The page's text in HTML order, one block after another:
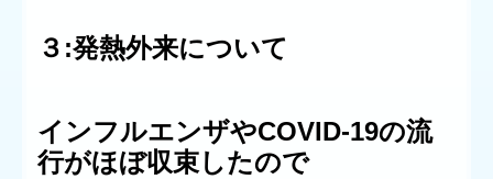
３ :発熱外来について
インフルエンザやCOVID-19の流
行がほぼ収束したので